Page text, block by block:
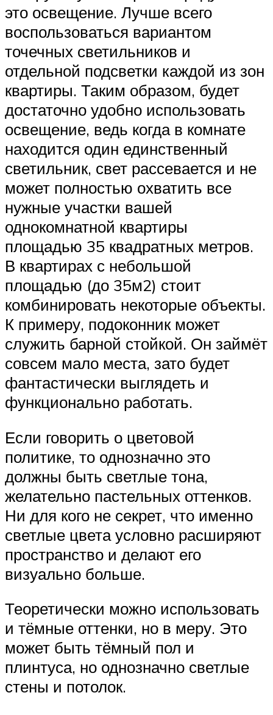
это освещение. Лучше всего
воспользоваться вариантом
точечных светильников и
отдельной подсветки каждой из зон
квартиры. Таким образом, будет
достаточно удобно использовать
освещение, ведь когда в комнате
находится один единственный
светильник, свет рассевается и не
может полностью охватить все
нужные участки вашей
однокомнатной квартиры
площадью 35 квадратных метров.
В квартирах с небольшой
площадью (до 35м2) стоит
комбинировать некоторые объекты.
К примеру, подоконник может
служить барной стойкой. Он займёт
совсем мало места, зато будет
фантастически выглядеть и
функционально работать.
Если говорить о цветовой
политике, то однозначно это
должны быть светлые тона,
желательно пастельных оттенков.
Ни для кого не секрет, что именно
светлые цвета условно расширяют
пространство и делают его
визуально больше.
Теоретически можно использовать
и тёмные оттенки, но в меру. Это
может быть тёмный пол и
плинтуса, но однозначно светлые
стены и потолок.